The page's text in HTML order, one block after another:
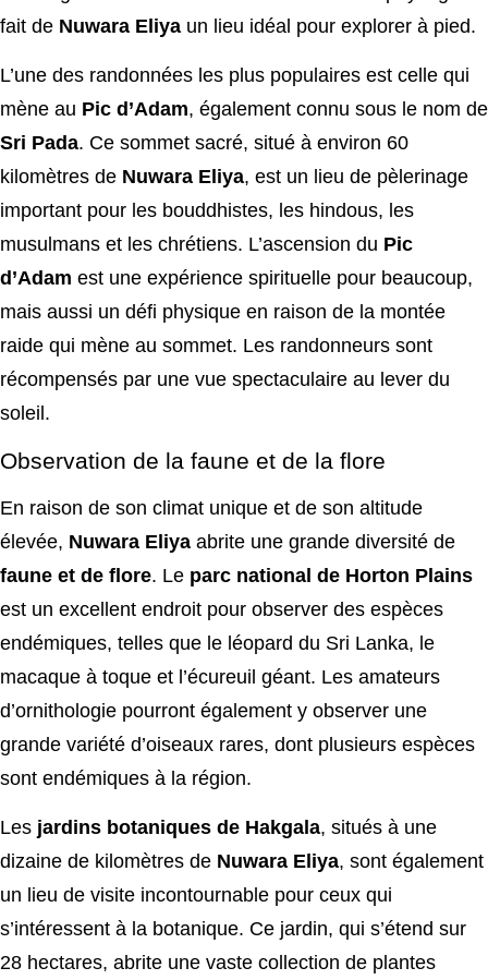
fait de Nuwara Eliya un lieu idéal pour explorer à pied.
L’une des randonnées les plus populaires est celle qui
mène au Pic d’Adam, également connu sous le nom de
Sri Pada. Ce sommet sacré, situé à environ 60
kilomètres de Nuwara Eliya, est un lieu de pèlerinage
important pour les bouddhistes, les hindous, les
musulmans et les chrétiens. L’ascension du Pic
d’Adam est une expérience spirituelle pour beaucoup,
mais aussi un défi physique en raison de la montée
raide qui mène au sommet. Les randonneurs sont
récompensés par une vue spectaculaire au lever du
soleil.
Observation de la faune et de la flore
En raison de son climat unique et de son altitude
élevée, Nuwara Eliya abrite une grande diversité de
faune et de flore. Le parc national de Horton Plains
est un excellent endroit pour observer des espèces
endémiques, telles que le léopard du Sri Lanka, le
macaque à toque et l’écureuil géant. Les amateurs
d’ornithologie pourront également y observer une
grande variété d’oiseaux rares, dont plusieurs espèces
sont endémiques à la région.
Les jardins botaniques de Hakgala, situés à une
dizaine de kilomètres de Nuwara Eliya, sont également
un lieu de visite incontournable pour ceux qui
s’intéressent à la botanique. Ce jardin, qui s’étend sur
28 hectares, abrite une vaste collection de plantes